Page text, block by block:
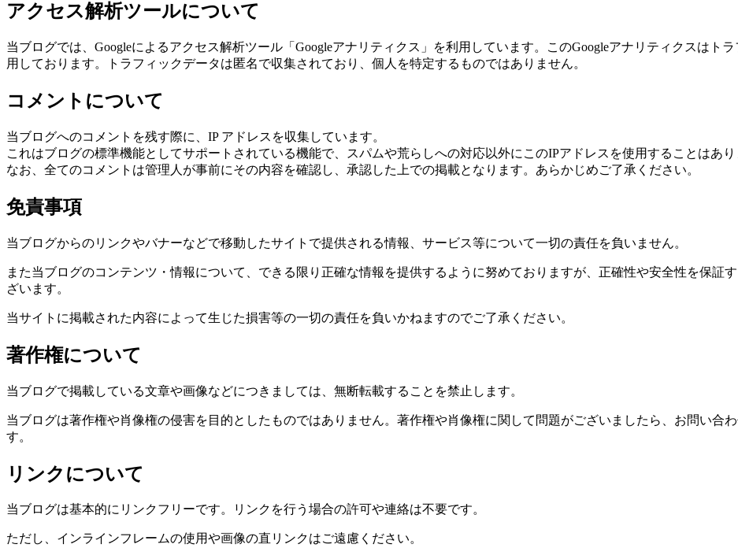
アクセス解析ツールについて
当ブログでは、Googleによるアクセス解析ツール「Googleアナリティクス」を利用しています。このGoogleアナリティクスはト
用しております。トラフィックデータは匿名で収集されており、個人を特定するものではありません。
コメントについて
当ブログへのコメントを残す際に、IP アドレスを収集しています。
これはブログの標準機能としてサポートされている機能で、スパムや荒らしへの対応以外にこのIPアドレスを使用することはあり
なお、全てのコメントは管理人が事前にその内容を確認し、承認した上での掲載となります。あらかじめご了承ください。
免責事項
当ブログからのリンクやバナーなどで移動したサイトで提供される情報、サービス等について一切の責任を負いません。
また当ブログのコンテンツ・情報について、できる限り正確な情報を提供するように努めておりますが、正確性や安全性を保証
ざいます。
当サイトに掲載された内容によって生じた損害等の一切の責任を負いかねますのでご了承ください。
著作権について
当ブログで掲載している文章や画像などにつきましては、無断転載することを禁止します。
当ブログは著作権や肖像権の侵害を目的としたものではありません。著作権や肖像権に関して問題がございましたら、お問い合
す。
リンクについて
当ブログは基本的にリンクフリーです。リンクを行う場合の許可や連絡は不要です。
ただし、インラインフレームの使用や画像の直リンクはご遠慮ください。